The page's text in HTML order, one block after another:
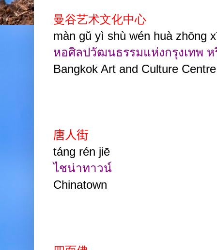
曼谷艺术文化中心
màn gǔ yì shù wén huà zhōng
หอศิลปวัฒนธรรมแห่งกรุงเทพ
Bangkok Art and Culture Centre
唐人街
táng rén jiē
ไชน่าทาวน์
Chinatown